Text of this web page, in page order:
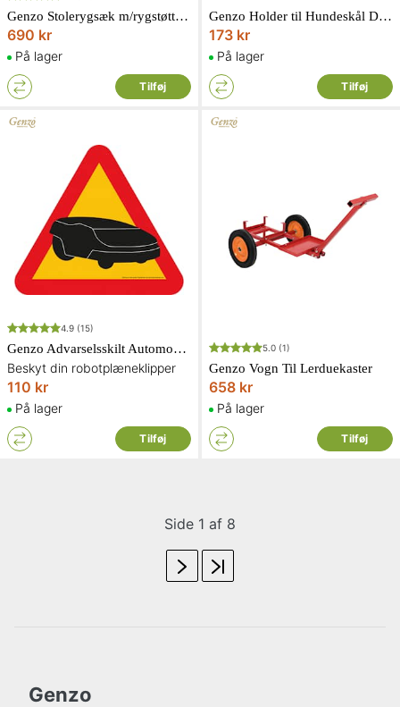
Genzo Stolerygsæk m/rygstøtte Mannarp
690 kr
På lager
Tilføj
Genzo Holder til Hundeskål Dobbelt
173 kr
På lager
Tilføj
4.9 (15)
Genzo Advarselsskilt Automover 330 x 292 mm.
Beskyt din robotplæneklipper
110 kr
På lager
Tilføj
5.0 (1)
Genzo Vogn Til Lerduekaster
658 kr
På lager
Tilføj
Side 1 af 8
Genzo